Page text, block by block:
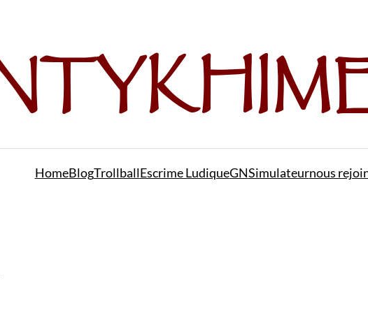
HomeBlogTrollballEscrime LudiqueGNSimulateurnous